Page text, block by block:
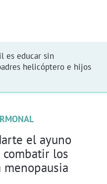
es educar sin
helicóptero e hijos
el ayuno
los